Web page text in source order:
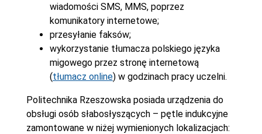
wiadomości SMS, MMS, poprzez
komunikatory internetowe;
przesyłanie faksów;
wykorzystanie tłumacza polskiego języka
migowego przez stronę internetową
(tłumacz online) w godzinach pracy uczelni.
Politechnika Rzeszowska posiada urządzenia do
obsługi osób słabosłyszących – pętle indukcyjne
zamontowane w niżej wymienionych lokalizacjach: